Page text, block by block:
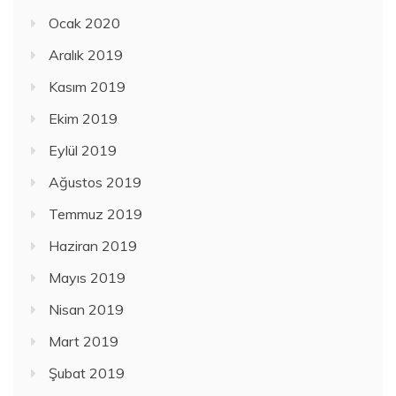
Ocak 2020
Aralık 2019
Kasım 2019
Ekim 2019
Eylül 2019
Ağustos 2019
Temmuz 2019
Haziran 2019
Mayıs 2019
Nisan 2019
Mart 2019
Şubat 2019